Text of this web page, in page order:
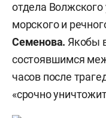
отдела Волжского
морского и
Семенова. Якобы
состоявшимся
часов после
«срочно